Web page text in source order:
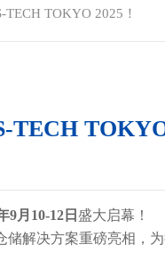
TOKYO 2025！
TOKYO
9月10-12日 盛大启幕！
储解决方案重磅亮相，